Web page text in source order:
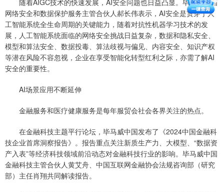
随着AIGC技术的快速发展，AI安全问题也日益凸显。毕马威中国
网络安全和数据保护服务主管合伙人郝长伟表示，AI安全是贯穿于人
工智能系统全生命周期的关键能力，随着对抗性机器学习技术的发
展，人工智能系统面临的网络安全挑战日益复杂，数据和隐私安全、
模型和算法安全、数据投毒、算法歧视与偏见、内容安全、知识产权
等潜在风险不容忽视，企业在享受智能化转型红利之际，亦需了解AI
安全的重要性。
AI场景应用不断延伸
金融服务和医疗健康服务是每年服贸会社会各界关注的热点。
在金融科技主题平行论坛，毕马威中国发布了《2024中国金融科
技企业首席洞察报告》。报告重点关注新质生产力、大模型、“数据资
产入表”等经济科技领域前沿动态对金融科技行业的影响。毕马威中国
金融科技主管合伙人黄艾舟、中国互联网金融协会法规咨询部（研究
部）主任肖翔共同解读报告。